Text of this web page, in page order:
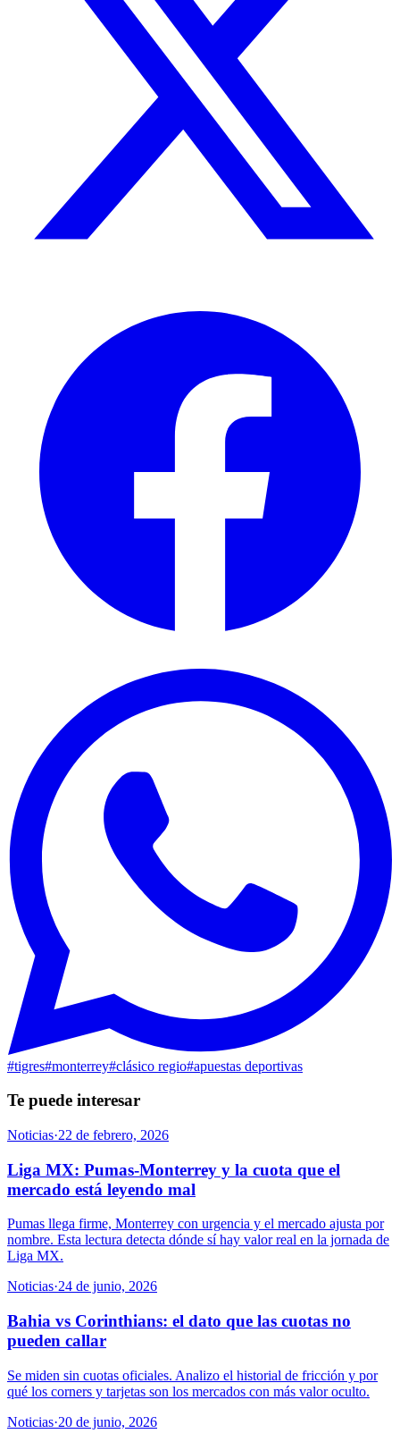
#tigres#monterrey#clásico regio#apuestas deportivas
Te puede interesar
Noticias·22 de febrero, 2026
Liga MX: Pumas-Monterrey y la cuota que el
mercado está leyendo mal
Pumas llega firme, Monterrey con urgencia y el mercado ajusta por
nombre. Esta lectura detecta dónde sí hay valor real en la jornada de
Liga MX.
Noticias·24 de junio, 2026
Bahia vs Corinthians: el dato que las cuotas no
pueden callar
Se miden sin cuotas oficiales. Analizo el historial de fricción y por
qué los corners y tarjetas son los mercados con más valor oculto.
Noticias·20 de junio, 2026